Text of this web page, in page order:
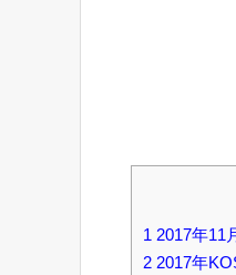
1 2017年11
2 2017年